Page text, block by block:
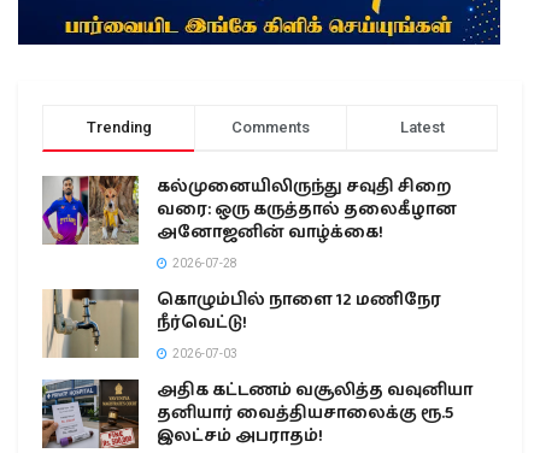
Trending Comments Latest
கல்முனையிலிருந்து சவுதி சிறை
வரை: ஒரு கருத்தால் தலைகீழான
அனோஜனின் வாழ்க்கை!
2026-07-28
கொழும்பில் நாளை 12 மணிநேர
நீர்வெட்டு!
2026-07-03
அதிக கட்டணம் வசூலித்த வவுனியா
தனியார் வைத்தியசாலைக்கு ரூ.5
இலட்சம் அபராதம்!